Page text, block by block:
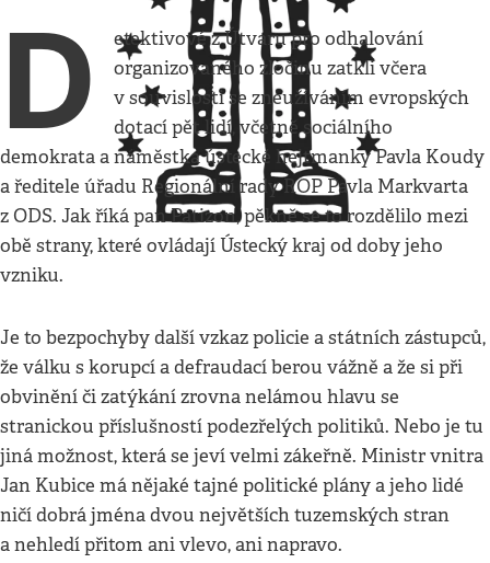
D
etektivové z Útvaru pro odhalování
organizovaného zločinu zatkli včera
v souvislosti se zneužíváním evropských
dotací pět lidí, včetně sociálního
demokrata a náměstka ústecké hejtmanky Pavla Koudy
a ředitele úřadu Regionální rady ROP Pavla Markvarta
z ODS. Jak říká pan Patizon, pěkně se to rozdělilo mezi
obě strany, které ovládají Ústecký kraj od doby jeho
vzniku.
Je to bezpochyby další vzkaz policie a státních zástupců,
že válku s korupcí a defraudací berou vážně a že si při
obvinění či zatýkání zrovna nelámou hlavu se
stranickou příslušností podezřelých politiků. Nebo je tu
jiná možnost, která se jeví velmi zákeřně. Ministr vnitra
Jan Kubice má nějaké tajné politické plány a jeho lidé
ničí dobrá jména dvou největších tuzemských stran
a nehledí přitom ani vlevo, ani napravo.